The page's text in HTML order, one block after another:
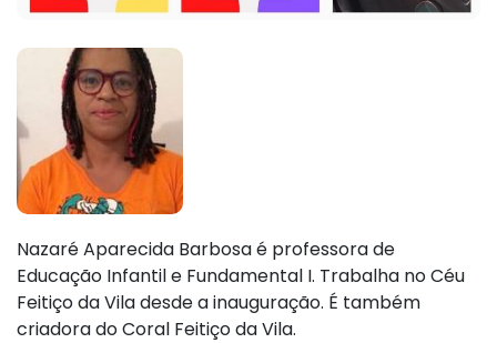
Nazaré Aparecida Barbosa é professora de
Educação Infantil e Fundamental I. Trabalha no Céu
Feitiço da Vila desde a inauguração. É também
criadora do Coral Feitiço da Vila.